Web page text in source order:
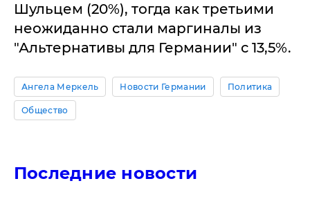
Шульцем (20%), тогда как третьими
неожиданно стали маргиналы из
"Альтернативы для Германии" с 13,5%.
Ангела Меркель Новости Германии Политика
Общество
Последние новости